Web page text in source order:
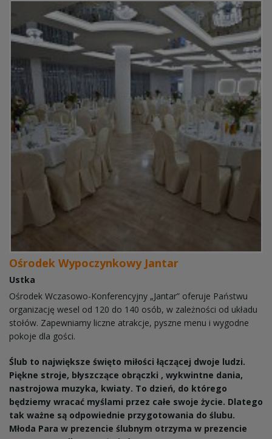
Ośrodek Wypoczynkowy Jantar
Ustka
Ośrodek Wczasowo-Konferencyjny „Jantar” oferuje Państwu
organizację wesel od 120 do 140 osób, w zależności od układu
stołów. Zapewniamy liczne atrakcje, pyszne menu i wygodne
pokoje dla gości.
Ślub to największe święto miłości łączącej dwoje ludzi.
Piękne stroje, błyszczące obrączki , wykwintne dania,
nastrojowa muzyka, kwiaty. To dzień, do którego
będziemy wracać myślami przez całe swoje życie. Dlatego
tak ważne są odpowiednie przygotowania do ślubu.
Młoda Para w prezencie ślubnym otrzyma w prezencie